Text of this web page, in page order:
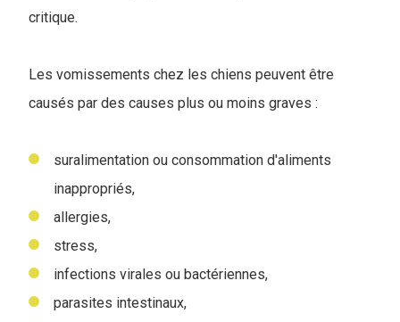
critique.
Les vomissements chez les chiens peuvent être
causés par des causes plus ou moins graves :
suralimentation ou consommation d'aliments
inappropriés,
allergies,
stress,
infections virales ou bactériennes,
parasites intestinaux,